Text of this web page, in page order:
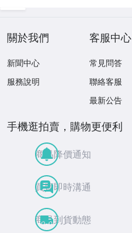
關於我們
新聞中心
服務說明
客服中心
常見問答
聯絡客服
最新公告
手機逛拍賣，購物更便利
商品降價通知
買賣即時溝通
商品到貨動態